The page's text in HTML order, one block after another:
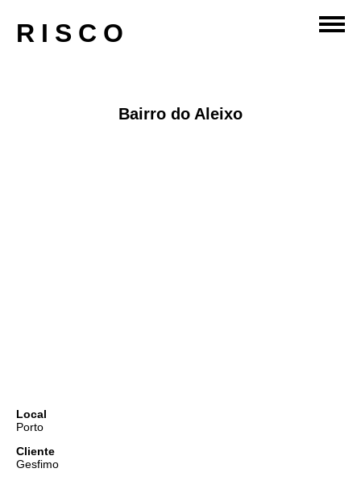
RISCO
Bairro do Aleixo
Local
Porto
Cliente
Gesfimo